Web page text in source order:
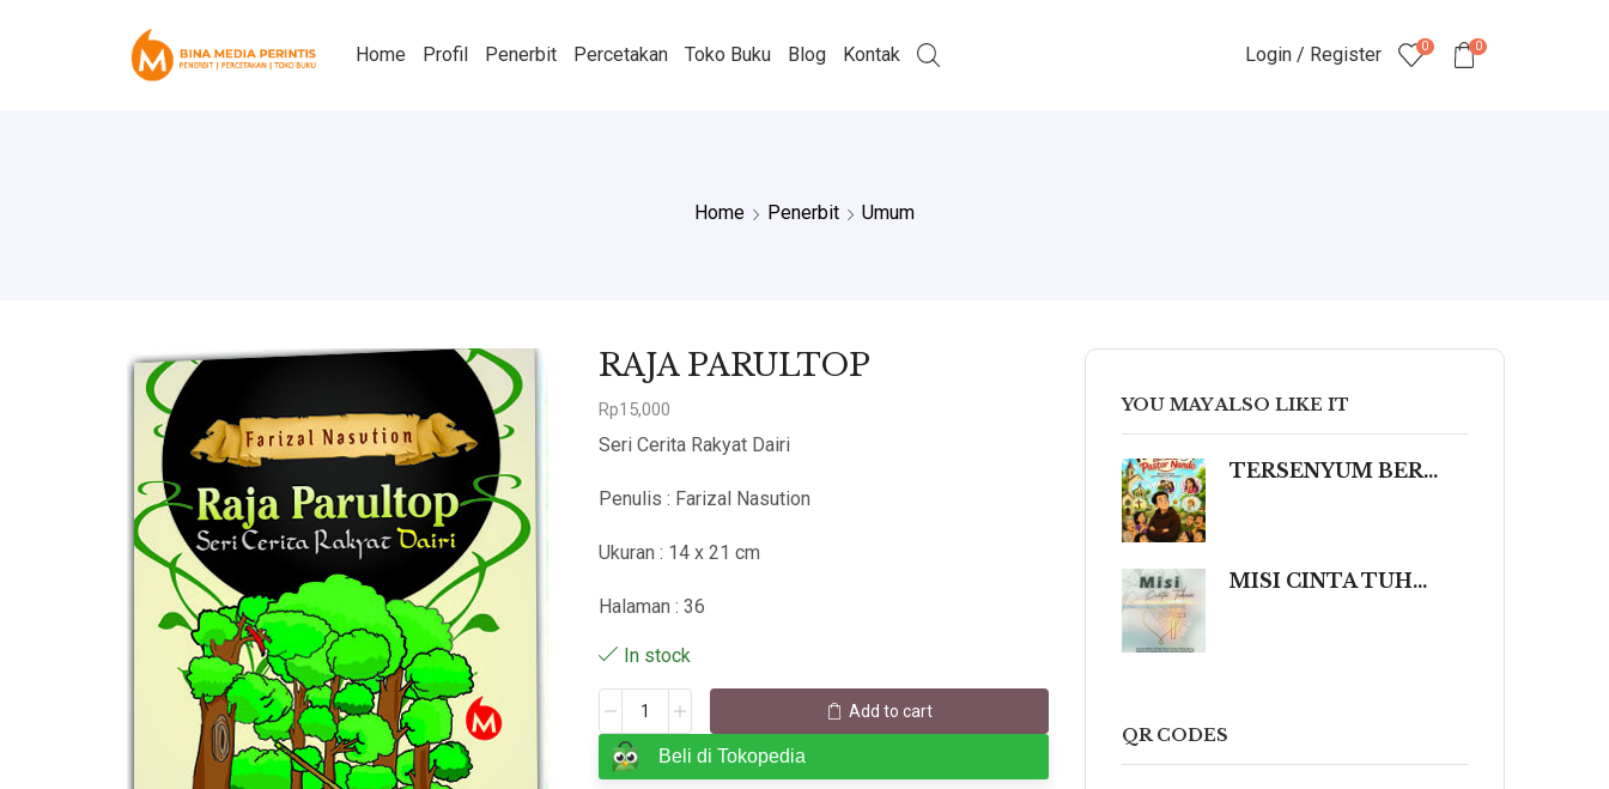
Home Profil Penerbit Percetakan Toko Buku Blog Kontak Login / Register 0 0
Home Penerbit Umum
RAJA PARULTOP
Rp15,000
Seri Cerita Rakyat Dairi
Penulis : Farizal Nasution
Ukuran : 14 x 21 cm
Halaman : 36
In stock
Add to cart
Beli di Tokopedia
YOU MAY ALSO LIKE IT
TERSENYUM BERSAMA PASTOR NANDO 80 Humor Ringan tentang Iman, Kehidupan, dan Kemanusiaan
MISI CINTA TUHAN (Sebuah Refleksi Teologis dalam Cahaya Kidung Agung, Magisterium Gereja, dan Tradisi Katolik yang Mengalir dalam Keindahan Budaya serta Spiritualitas Mendalam yang Menyentuh dan Meneguhkan Hati Beriman.)
QR CODES